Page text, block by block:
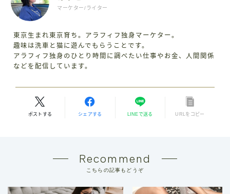
マーケター/ライター
東京生まれ東京育ち。アラフィフ独身マーケター。
趣味は洗車と猫に遊んでもらうことです。
アラフィフ独身のひとり時間に調べたい仕事やお金、人間関係
などを配信しています。
ポストする シェアする LINEで送る URLをコピー
Recommend
こちらの記事もどうぞ